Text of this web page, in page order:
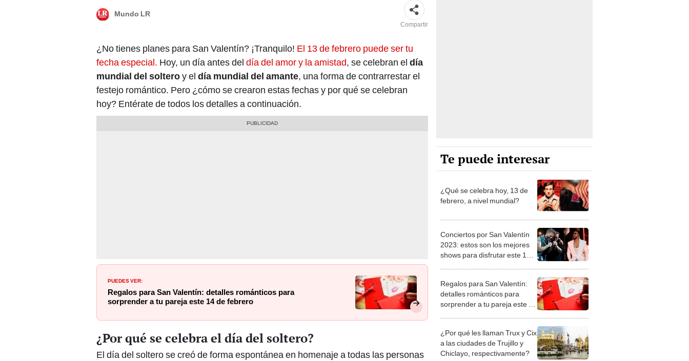
Mundo LR
Compartir
¿No tienes planes para San Valentín? ¡Tranquilo! El 13 de febrero puede ser tu
fecha especial. Hoy, un día antes del día del amor y la amistad, se celebran el día
mundial del solteroy el día mundial del amante, una forma de contrarrestar el
festejo romántico. Pero ¿cómo se crearon estas fechas y por qué se celebran
hoy? Entérate de todos los detalles a continuación.
PUEDES VER:
Regalos para San Valentín: detalles románticos para
sorprender a tu pareja este 14 de febrero
¿Por qué se celebra el día del soltero?
El día del soltero se creó de forma espontánea en homenaje a todas las personas
Te puede interesar
¿Qué se celebra hoy, 13 de
febrero, a nivel mundial?
Conciertos por San Valentín
2023: estos son los mejores
shows para disfrutar este 14
Regalos para San Valentín:
detalles románticos para
sorprender a tu pareja este 14
¿Por qué les llaman Trux y Cix
a las ciudades de Trujillo y
Chiclayo, respectivamente?